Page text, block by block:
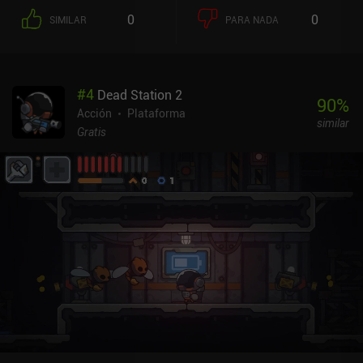
consiste en enfrentarse a los intrincados segmentos de
plataformas. Con sólo un par de ataques y una tirada para
en una pesadilla nadadora que aplasta todo lo que se interpone en
su camino con el poder de sus poderosas mandíbulas. Lo que más
me gusta del juego es su faceta de exploración. Empezamos una
luego nos recompensan con una nueva habilidad u objeto que nos
ayuda a acceder a nuevos lugares en otras partes del mapa. La
naturaleza de mundo abierto nos da total libertad para superar los
mantiene la diversidad del juego. Aunque suena un poco a juego
"metroidvania", por desgracia no encaja del todo en la definición
mandos. Aunque los controles táctiles son rápidos y sensibles, no
poder personalizar la colocación de los botones causó varias
muertes inesperadas y frustrantes. Makis Adventure es un juego
SIMILAR 0 PARA NADA 0
#4 Dead Station 2
Acción
Plataforma
Gratis
90%
similar